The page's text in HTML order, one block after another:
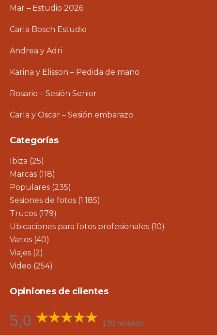
Mar – Estudio 2026
Carla Bosch Estudio
Andrea y Adri
Karina y Elisson – Pedida de mano
Rosario – Sesión Senior
Carla y Oscar – Sesión embarazo
Categorías
Ibiza (25)
Marcas (118)
Populares (235)
Sesiones de fotos (1.185)
Trucos (179)
Ubicaciones para fotos profesionales (10)
Varios (40)
Viajes (2)
Video (254)
Opiniones de clientes
5,0 130 reviews